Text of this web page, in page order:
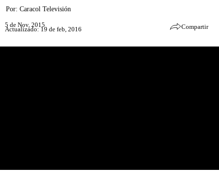
Por: Caracol Televisión
5 de Nov, 2015
Actualizado: 19 de feb, 2016 Compartir